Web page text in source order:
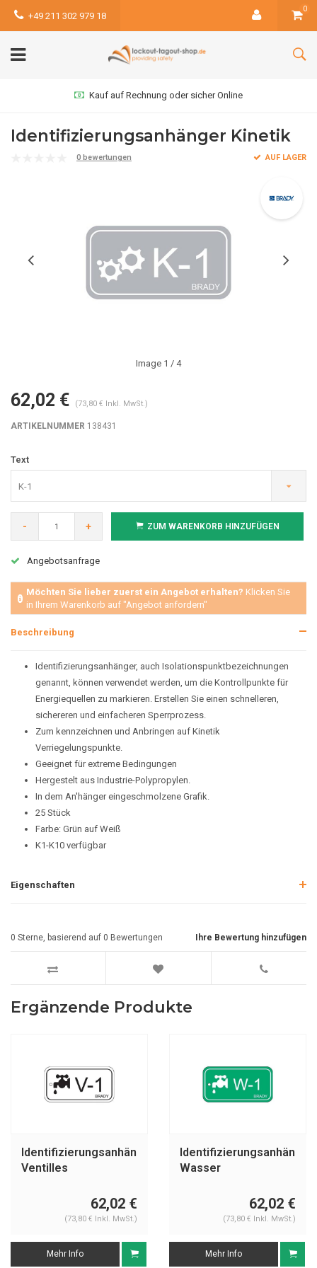
+49 211 302 979 18
0
Kauf auf Rechnung oder sicher Online
Identifizierungsanhänger Kinetik
0 bewertungen AUF LAGER
Image 1 / 4
62,02 € (73,80 € Inkl. MwSt.)
ARTIKELNUMMER 138431
Text
K-1
- + ZUM WARENKORB HINZUFÜGEN
Angebotsanfrage
Möchten Sie lieber zuerst ein Angebot erhalten? Klicken Sie
in Ihrem Warenkorb auf "Angebot anfordern"
Beschreibung
Identifizierungsanhänger, auch Isolationspunktbezeichnungen
genannt, können verwendet werden, um die Kontrollpunkte für
Energiequellen zu markieren. Erstellen Sie einen schnelleren,
sichereren und einfacheren Sperrprozess.
Zum kennzeichnen und Anbringen auf Kinetik
Verriegelungspunkte.
Geeignet für extreme Bedingungen
Hergestelt aus Industrie-Polypropylen.
In dem An'hänger eingeschmolzene Grafik.
25 Stück
Farbe: Grün auf Weiß
K1-K10 verfügbar
Eigenschaften
Ihre Bewertung hinzufügen
0 Sterne, basierend auf 0 Bewertungen
Ergänzende Produkte
Identifizierungsanhänger
Ventilles
62,02 €
(73,80 € Inkl. MwSt.)
Mehr Info
Identifizierungsanhänger
Wasser
62,02 €
(73,80 € Inkl. MwSt.)
Mehr Info